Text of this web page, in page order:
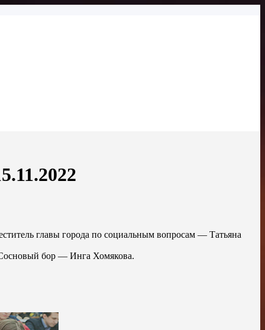
главы города по социальным вопросам — Татьяна
Сосновый бор — Инга Хомякова.